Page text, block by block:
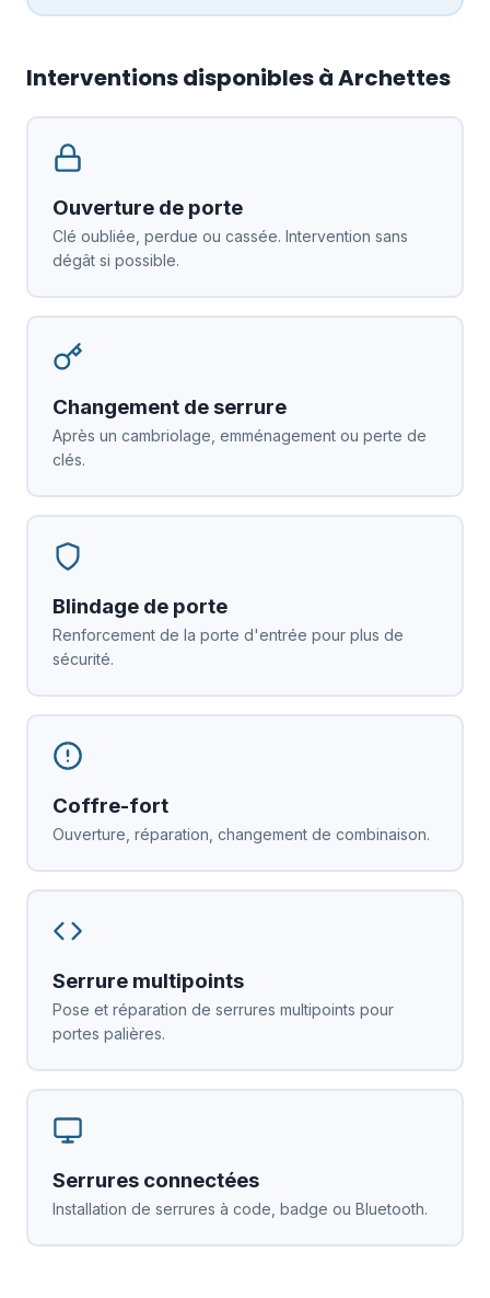
Interventions disponibles à Archettes
Ouverture de porte
Clé oubliée, perdue ou cassée. Intervention sans
dégât si possible.
Changement de serrure
Après un cambriolage, emménagement ou perte de
clés.
Blindage de porte
Renforcement de la porte d'entrée pour plus de
sécurité.
Coffre-fort
Ouverture, réparation, changement de combinaison.
Serrure multipoints
Pose et réparation de serrures multipoints pour
portes palières.
Serrures connectées
Installation de serrures à code, badge ou Bluetooth.